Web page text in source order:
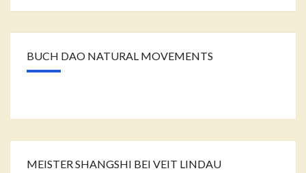
BUCH DAO NATURAL MOVEMENTS
MEISTER SHANGSHI BEI VEIT LINDAU